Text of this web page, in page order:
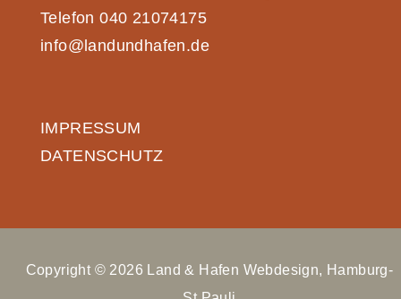
Telefon 040 21074175
info@landundhafen.de
IMPRESSUM
DATENSCHUTZ
Copyright © 2026 Land & Hafen Webdesign, Hamburg-